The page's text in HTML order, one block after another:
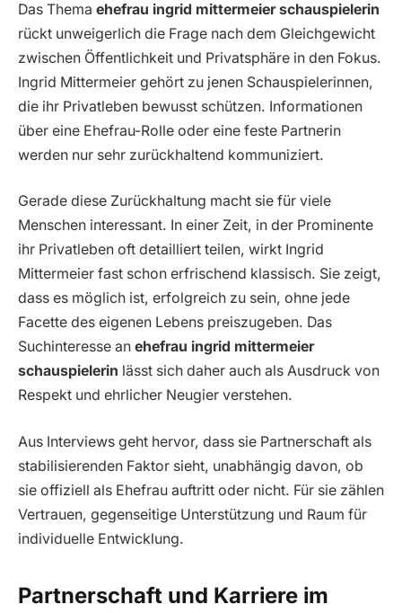
Das Thema ehefrau ingrid mittermeier schauspielerin
rückt unweigerlich die Frage nach dem Gleichgewicht
zwischen Öffentlichkeit und Privatsphäre in den Fokus.
Ingrid Mittermeier gehört zu jenen Schauspielerinnen,
die ihr Privatleben bewusst schützen. Informationen
über eine Ehefrau-Rolle oder eine feste Partnerin
werden nur sehr zurückhaltend kommuniziert.
Gerade diese Zurückhaltung macht sie für viele
Menschen interessant. In einer Zeit, in der Prominente
ihr Privatleben oft detailliert teilen, wirkt Ingrid
Mittermeier fast schon erfrischend klassisch. Sie zeigt,
dass es möglich ist, erfolgreich zu sein, ohne jede
Facette des eigenen Lebens preiszugeben. Das
Suchinteresse an ehefrau ingrid mittermeier
schauspielerin lässt sich daher auch als Ausdruck von
Respekt und ehrlicher Neugier verstehen.
Aus Interviews geht hervor, dass sie Partnerschaft als
stabilisierenden Faktor sieht, unabhängig davon, ob
sie offiziell als Ehefrau auftritt oder nicht. Für sie zählen
Vertrauen, gegenseitige Unterstützung und Raum für
individuelle Entwicklung.
Partnerschaft und Karriere im